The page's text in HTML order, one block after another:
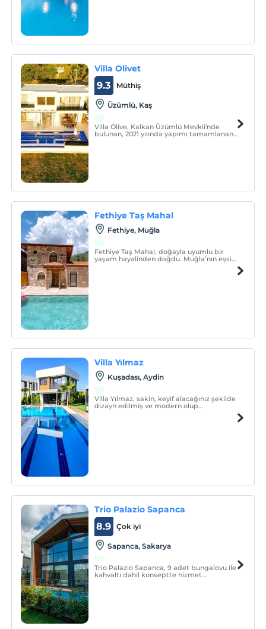
Villa Olivet
Müthiş
9.3
Üzümlü, Kaş
Villa Olive, Kalkan Üzümlü Mevkii'nde
bulunan, 2021 yılında yapımı tamamlanan,
Fethiye Taş Mahal
Fethiye, Muğla
Fethiye Taş Mahal, doğayla uyumlu bir
yaşam hayalinden doğdu. Muğla’nın eşsiz
Villa Yılmaz
Kuşadası, Aydin
Villa Yılmaz, sakin, keyif alacağınız şekilde
dizayn edilmiş ve modern olup
tatillerinizde ve tüm gün kullanıma yönelik
Trio Palazio Sapanca
Çok iyi
8.9
Sapanca, Sakarya
Trio Palazio Sapanca, 9 adet bungalovu ile
kahvaltı dahil konseptte hizmet